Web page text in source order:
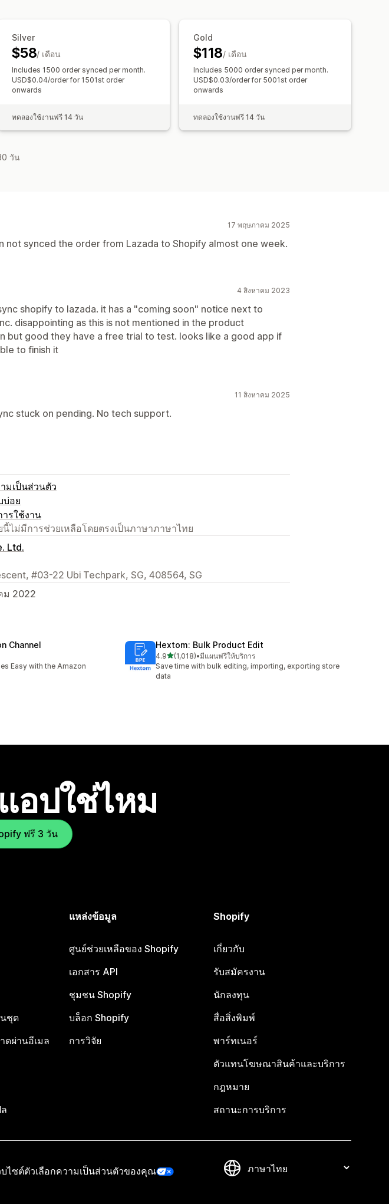
Silver
$58/ เดือน
Includes 1500 order synced per month.
USD$0.04/order for 1501st order
onwards
ทดลองใช้งานฟรี 14 วัน
Gold
$118/ เดือน
Includes 5000 order synced per month.
USD$0.03/order for 5001st order
onwards
ทดลองใช้งานฟรี 14 วัน
วัน
17 พฤษภาคม 2025
not synced the order from Lazada to Shopify almost one week.
4 สิงหาคม 2023
shopify to lazada. it has a "coming soon" notice next to
disappointing as this is not mentioned in the product
but good they have a free trial to test. looks like a good app if
to finish it
11 สิงหาคม 2025
stuck on pending. No tech support.
มเป็นส่วนตัว
บ่อย
รใช้งาน
ไม่มีการช่วยเหลือโดยตรงเป็นภาษาภาษาไทย
Ltd.
#03-22 Ubi Techpark, SG, 408564, SG
ม 2022
Channel
Easy with the Amazon
Hextom: Bulk Product Edit
4.9เต็ม 5 ดาว
(1,018)
ทั้งหมด 1018 รีวิว
•มีแผนฟรีให้บริการ
Save time with bulk editing, importing, exporting store
data
อปใช่ไหม
ฟรี 3 วัน
ชุด
ดผ่านอีเมล
แหล่งข้อมูล
ศูนย์ช่วยเหลือของ Shopify
เอกสาร API
ชุมชน Shopify
บล็อก Shopify
การวิจัย
Shopify
เกี่ยวกับ
รับสมัครงาน
นักลงทุน
สื่อสิ่งพิมพ์
พาร์ทเนอร์
ตัวแทนโฆษณาสินค้าและบริการ
กฎหมาย
สถานะการบริการ
บไซต์ตัวเลือกความเป็นส่วนตัวของคุณ